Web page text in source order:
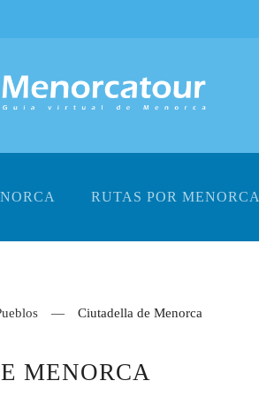
RUTAS POR MENORCA
Ciutadella de Menorca
MENORCA